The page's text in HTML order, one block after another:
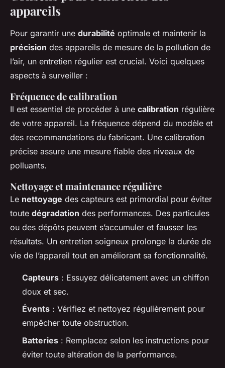
appareils
Pour garantir une durabilité optimale et maintenir la
précision des appareils de mesure de la pollution de
l’air, un entretien régulier est crucial. Voici quelques
aspects à surveiller :
Fréquence de calibration
Il est essentiel de procéder à une calibration régulière
de votre appareil. La fréquence dépend du modèle et
des recommandations du fabricant. Une calibration
précise assure une mesure fiable des niveaux de
polluants.
Nettoyage et maintenance régulière
Le nettoyage des capteurs est primordial pour éviter
toute dégradation des performances. Des particules
ou des dépôts peuvent s’accumuler et fausser les
résultats. Un entretien soigneux prolonge la durée de
vie de l’appareil tout en améliorant sa fonctionnalité.
Capteurs : Essuyez délicatement avec un chiffon
doux et sec.
Évents : Vérifiez et nettoyez régulièrement pour
empêcher toute obstruction.
Batteries : Remplacez selon les instructions pour
éviter toute altération de la performance.